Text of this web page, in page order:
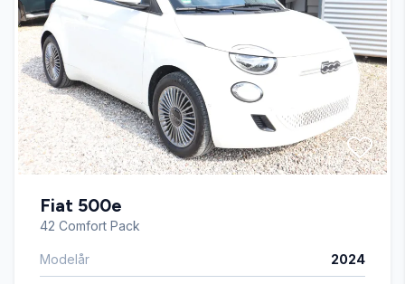
El-spejle
Fjernbetjent centrallås
Højdejusterbart førersæde
Isofix
Kørecomputer
Fiat 500e
42 Comfort Pack
Modelår 2024